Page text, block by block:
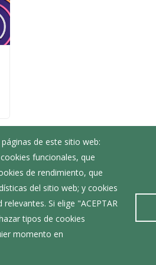
de este sitio web:
funcionales, que
de rendimiento, que
del sitio web; y cookies
Si elige "ACEPTAR
tipos de cookies
momento en
Corporación
Teléfonos de